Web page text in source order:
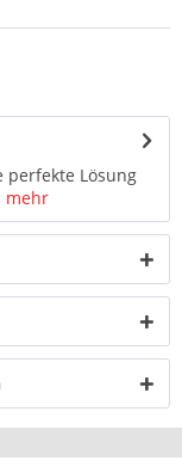
perfekte Lösung
mehr